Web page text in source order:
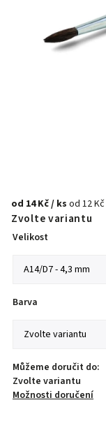
od 14 Kč/ ks od 12 Kč
Zvolte variantu
Velikost
Barva
Můžeme doručit do:
Zvolte variantu
Možnosti doručení